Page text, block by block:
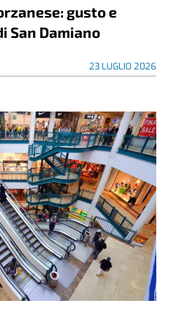
gusto e
San Damiano
23 LUGLIO 2026